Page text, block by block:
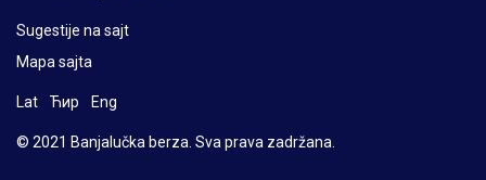
Sugestije na sajt
Mapa sajta
Lat Ћир Eng
© 2021 Banjalučka berza. Sva prava zadržana.